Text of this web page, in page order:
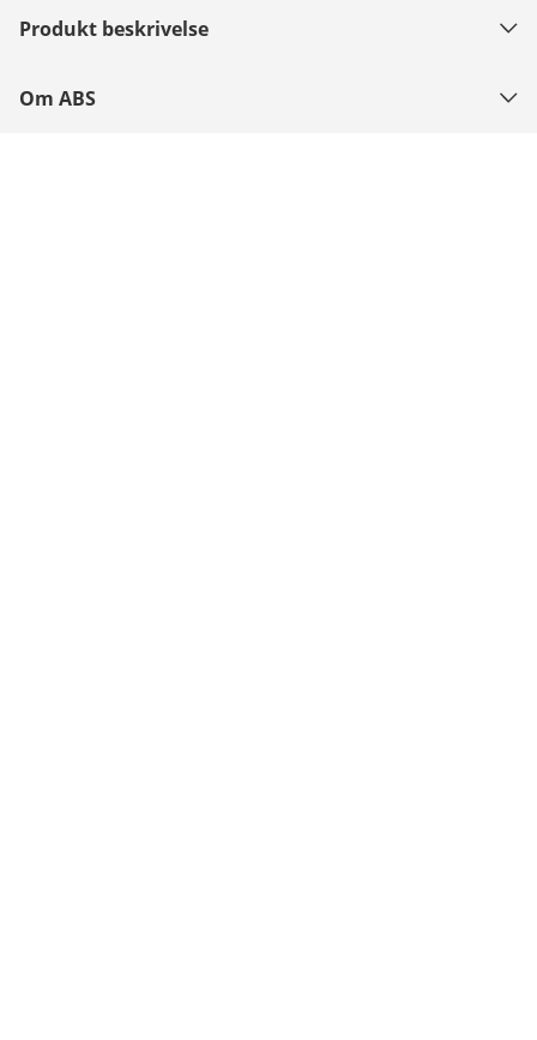
Produkt beskrivelse
Om ABS